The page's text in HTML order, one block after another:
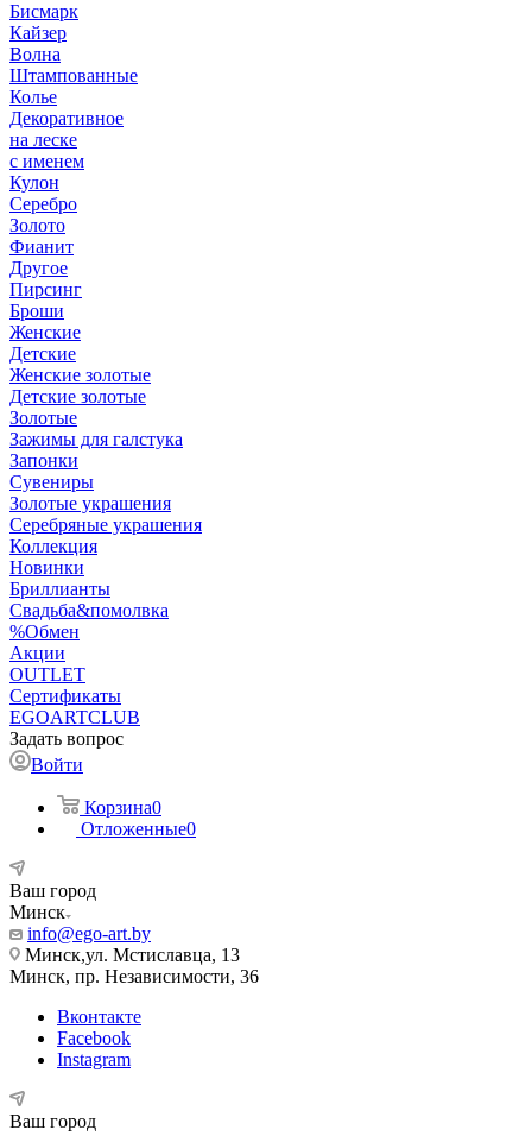
Бисмарк
Кайзер
Волна
Штампованные
Колье
Декоративное
на леске
с именем
Кулон
Серебро
Золото
Фианит
Другое
Пирсинг
Броши
Женские
Детские
Женские золотые
Детские золотые
Золотые
Зажимы для галстука
Запонки
Сувениры
Золотые украшения
Серебряные украшения
Коллекция
Новинки
Бриллианты
Свадьба&помолвка
%Обмен
Акции
OUTLET
Сертификаты
EGOARTCLUB
Задать вопрос
Войти
Корзина0
Отложенные0
Ваш город
Минск
info@ego-art.by
Минск,ул. Мстиславца, 13
Минск, пр. Независимости, 36
Вконтакте
Facebook
Instagram
Ваш город